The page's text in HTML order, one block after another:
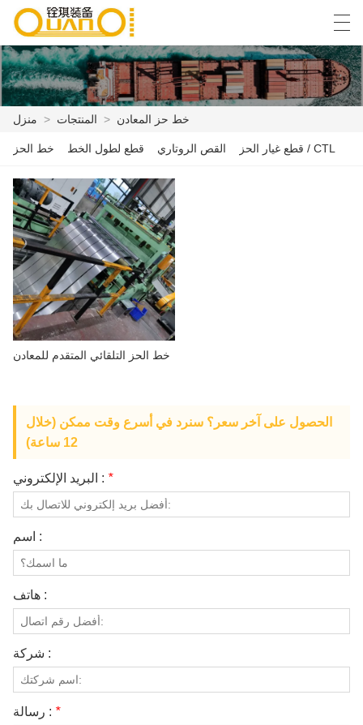
منزل
المنتجات
أخبار
حالة
مصنع العرض
الاتصال بنا
العربية বাংলা ভাষার English Español
منزل > المنتجات > خط حز المعادن
خط الحز قطع لطول الخط القص الروتاري قطع غيار الحز / CTL
خط الحز التلقائي المتقدم للمعادن
الحصول على آخر سعر؟ سنرد في أسرع وقت ممكن (خلال
12 ساعة)
البريد الإلكتروني : *
اسم :
هاتف :
شركة :
رسالة : *